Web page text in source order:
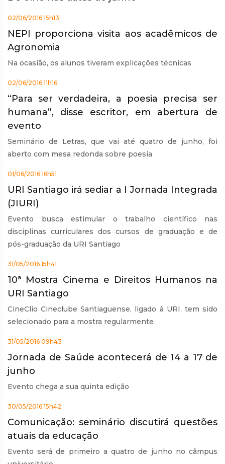
02/06/2016 15h13
NEPI proporciona visita aos acadêmicos de
Agronomia
Na ocasião, os alunos tiveram explicações técnicas
02/06/2016 11h16
“Para ser verdadeira, a poesia precisa ser
humana”, disse escritor, em abertura de
evento
Seminário de Letras, que vai até quatro de junho, foi
aberto com mesa redonda sobre poesia
01/06/2016 16h51
URI Santiago irá sediar a I Jornada Integrada
(JIURI)
Evento busca estimular o trabalho científico nas
disciplinas curriculares dos cursos de graduação e de
pós-graduação da URI Santiago
31/05/2016 15h41
10ª Mostra Cinema e Direitos Humanos na
URI Santiago
CineClio Cineclube Santiaguense, ligado à URI, tem sido
selecionado para a mostra regularmente
31/05/2016 09h43
Jornada de Saúde acontecerá de 14 a 17 de
junho
Evento chega a sua quinta edição
30/05/2016 15h42
Comunicação: seminário discutirá questões
atuais da educação
Evento será de primeiro a quatro de junho no câmpus